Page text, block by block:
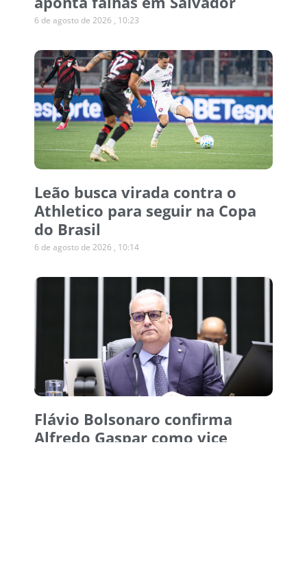
6 de agosto de 2026 10:23
Leão busca virada contra o
Athletico para seguir na Copa
do Brasil
6 de agosto de 2026 10:14
Flávio Bolsonaro confirma
Alfredo Gaspar como vice